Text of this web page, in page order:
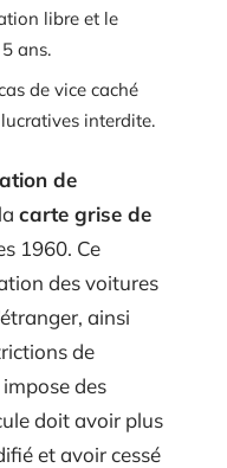
libre et le
ans.
de vice caché
interdite.
de
carte grise de
1960. Ce
des voitures
ainsi
de
des
doit avoir plus
et avoir cessé